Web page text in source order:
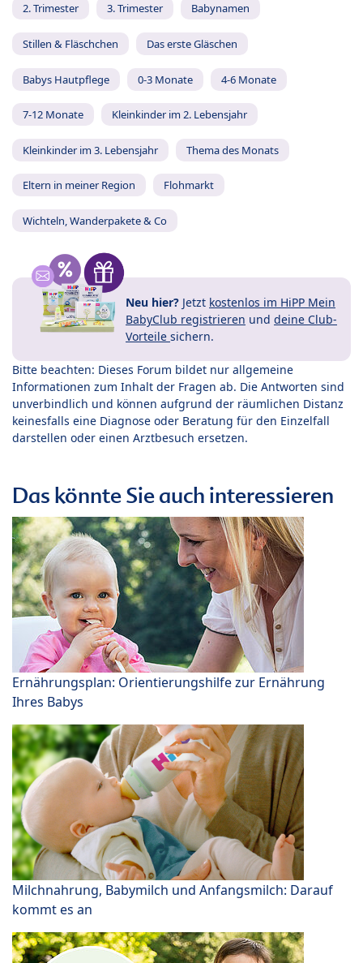
2. Trimester 3. Trimester Babynamen
Stillen & Fläschchen Das erste Gläschen
Babys Hautpflege 0-3 Monate 4-6 Monate
7-12 Monate Kleinkinder im 2. Lebensjahr
Kleinkinder im 3. Lebensjahr Thema des Monats
Eltern in meiner Region Flohmarkt
Wichteln, Wanderpakete & Co
Neu hier? Jetzt kostenlos im HiPP Mein
BabyClub registrieren und deine Club-
Vorteile sichern.
Bitte beachten: Dieses Forum bildet nur allgemeine
Informationen zum Inhalt der Fragen ab. Die Antworten sind
unverbindlich und können aufgrund der räumlichen Distanz
keinesfalls eine Diagnose oder Beratung für den Einzelfall
darstellen oder einen Arztbesuch ersetzen.
Das könnte Sie auch interessieren
Ernährungsplan: Orientierungshilfe zur Ernährung
Ihres Babys
Milchnahrung, Babymilch und Anfangsmilch: Darauf
kommt es an